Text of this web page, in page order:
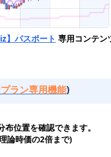
】パスポート 専用コンテン
プラン専用機能)
位置を確認できます。
論時価の2倍まで)